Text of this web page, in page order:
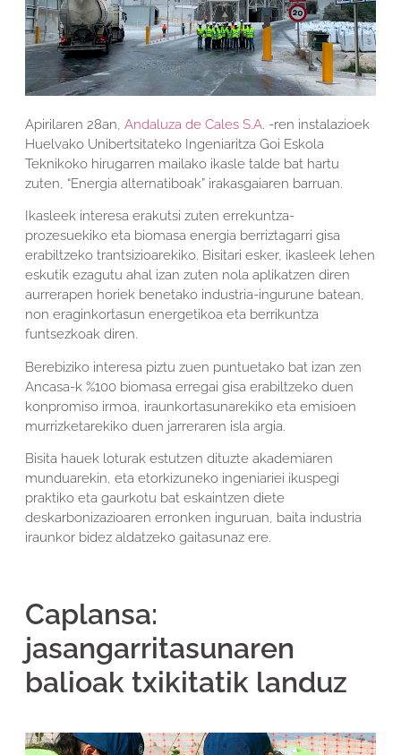
Apirilaren 28an, Andaluza de Cales S.A. -ren instalazioek
Huelvako Unibertsitateko Ingeniaritza Goi Eskola
Teknikoko hirugarren mailako ikasle talde bat hartu
zuten, “Energia alternatiboak” irakasgaiaren barruan.
Ikasleek interesa erakutsi zuten errekuntza-
prozesuekiko eta biomasa energia berriztagarri gisa
erabiltzeko trantsizioarekiko. Bisitari esker, ikasleek lehen
eskutik ezagutu ahal izan zuten nola aplikatzen diren
aurrerapen horiek benetako industria-ingurune batean,
non eraginkortasun energetikoa eta berrikuntza
funtsezkoak diren.
Berebiziko interesa piztu zuen puntuetako bat izan zen
Ancasa-k %100 biomasa erregai gisa erabiltzeko duen
konpromiso irmoa, iraunkortasunarekiko eta emisioen
murrizketarekiko duen jarreraren isla argia.
Bisita hauek loturak estutzen dituzte akademiaren
munduarekin, eta etorkizuneko ingeniariei ikuspegi
praktiko eta gaurkotu bat eskaintzen diete
deskarbonizazioaren erronken inguruan, baita industria
iraunkor bidez aldatzeko gaitasunaz ere.
Caplansa:
jasangarritasunaren
balioak txikitatik landuz